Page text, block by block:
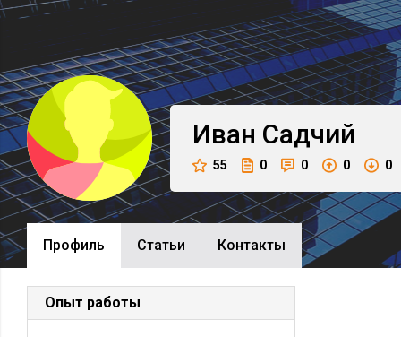
Иван Садчий
55 0 0 0 0
Профиль Cтатьи Контакты
Опыт работы